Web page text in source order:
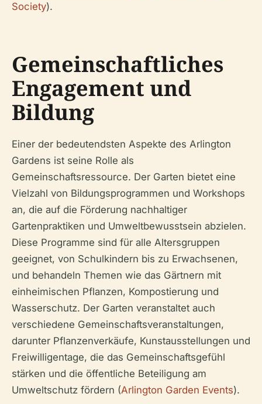
Society).
Gemeinschaftliches
Engagement und
Bildung
Einer der bedeutendsten Aspekte des Arlington
Gardens ist seine Rolle als
Gemeinschaftsressource. Der Garten bietet eine
Vielzahl von Bildungsprogrammen und Workshops
an, die auf die Förderung nachhaltiger
Gartenpraktiken und Umweltbewusstsein abzielen.
Diese Programme sind für alle Altersgruppen
geeignet, von Schulkindern bis zu Erwachsenen,
und behandeln Themen wie das Gärtnern mit
einheimischen Pflanzen, Kompostierung und
Wasserschutz. Der Garten veranstaltet auch
verschiedene Gemeinschaftsveranstaltungen,
darunter Pflanzenverkäufe, Kunstausstellungen und
Freiwilligentage, die das Gemeinschaftsgefühl
stärken und die öffentliche Beteiligung am
Umweltschutz fördern (Arlington Garden Events).